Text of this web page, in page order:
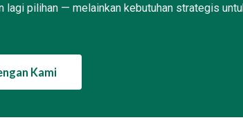
lagi pilihan — melainkan kebutuhan strategis
Kami